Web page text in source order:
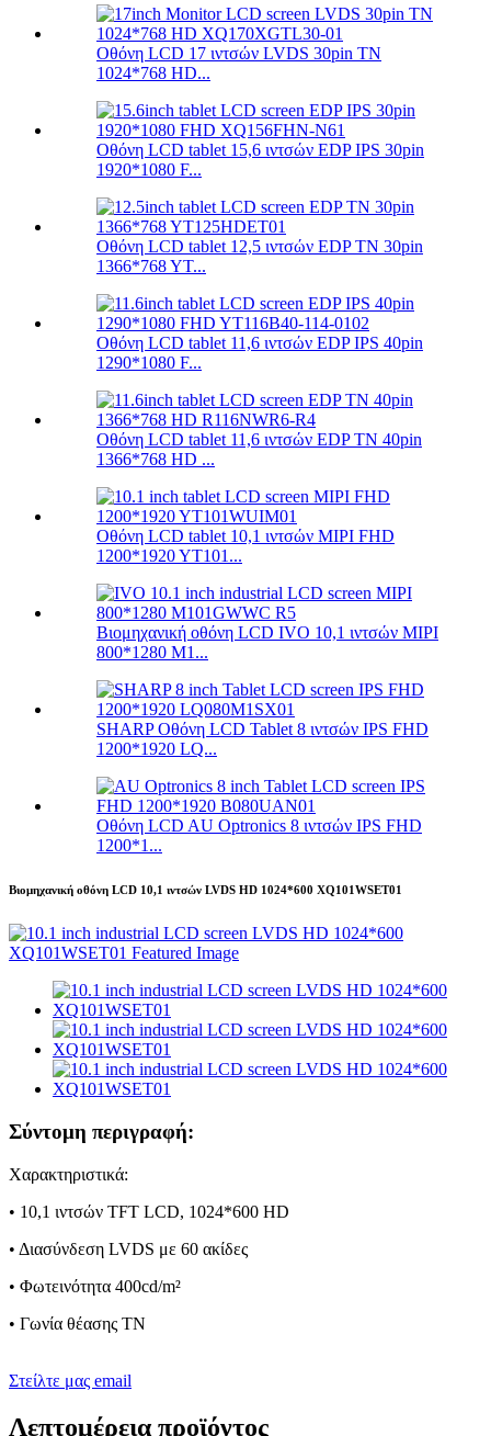
Οθόνη LCD 17 ιντσών LVDS 30pin TN
1024*768 HD...
Οθόνη LCD tablet 15,6 ιντσών EDP IPS 30pin
1920*1080 F...
Οθόνη LCD tablet 12,5 ιντσών EDP TN 30pin
1366*768 YT...
Οθόνη LCD tablet 11,6 ιντσών EDP IPS 40pin
1290*1080 F...
Οθόνη LCD tablet 11,6 ιντσών EDP TN 40pin
1366*768 HD ...
Οθόνη LCD tablet 10,1 ιντσών MIPI FHD
1200*1920 YT101...
Βιομηχανική οθόνη LCD IVO 10,1 ιντσών MIPI
800*1280 M1...
SHARP Οθόνη LCD Tablet 8 ιντσών IPS FHD
1200*1920 LQ...
Οθόνη LCD AU Optronics 8 ιντσών IPS FHD
1200*1...
Βιομηχανική οθόνη LCD 10,1 ιντσών LVDS HD 1024*600 XQ101WSET01
Σύντομη περιγραφή:
Χαρακτηριστικά:
• 10,1 ιντσών TFT LCD, 1024*600 HD
• Διασύνδεση LVDS με 60 ακίδες
• Φωτεινότητα 400cd/m²
• Γωνία θέασης TN
Στείλτε μας email
Λεπτομέρεια προϊόντος